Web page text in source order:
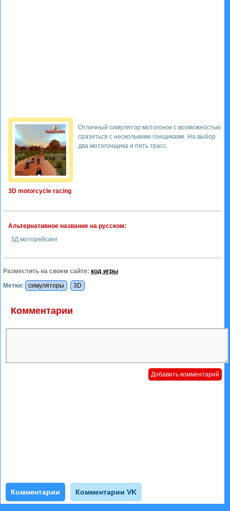
3D motorcycle racing
Отличный симулятор мотогонок с возможностью
сразиться с несколькими гонщиками. На выбор
два мотогонщика и пять трасс.
Альтернативное название на русском:
3Д моторейсинг
Разместить на своем сайте: код игры
Метки:
симуляторы 3D
Комментарии
Комментарии Комментарии VK